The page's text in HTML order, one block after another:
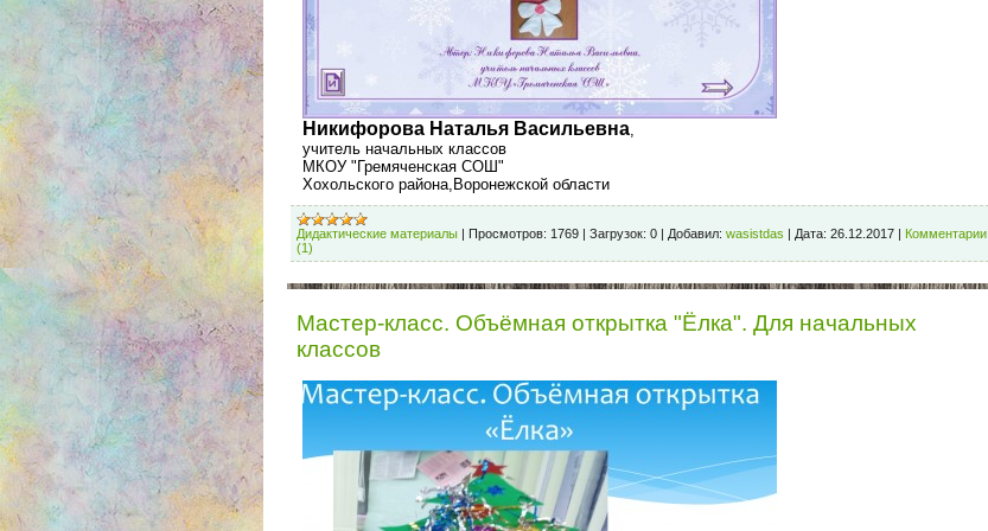
Никифорова Наталья Васильевна,
учитель начальных классов
МКОУ "Гремяченская СОШ"
Хохольского района,Воронежской области
Дидактические материалы Просмотров: 1769 Загрузок: 0 Добавил: wasistdas Дата: 26.12.2017
Комментарии
(1)
Мастер-класс. Объёмная открытка "Ёлка". Для начальных
классов